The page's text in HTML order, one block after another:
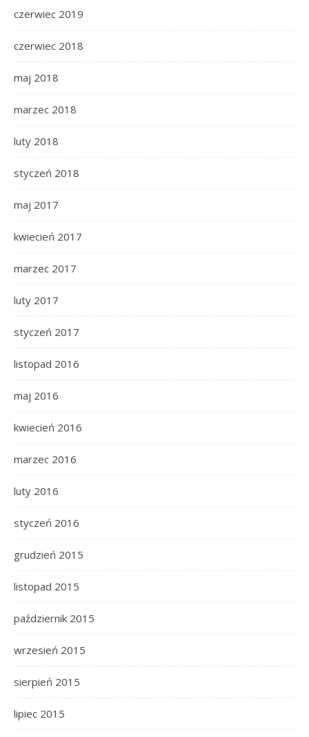
czerwiec 2019
czerwiec 2018
maj 2018
marzec 2018
luty 2018
styczeń 2018
maj 2017
kwiecień 2017
marzec 2017
luty 2017
styczeń 2017
listopad 2016
maj 2016
kwiecień 2016
marzec 2016
luty 2016
styczeń 2016
grudzień 2015
listopad 2015
październik 2015
wrzesień 2015
sierpień 2015
lipiec 2015